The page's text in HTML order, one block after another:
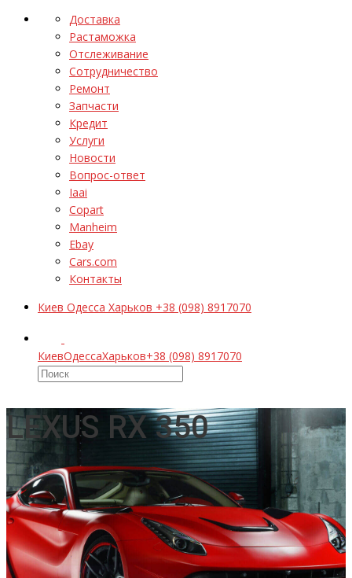
Доставка
Растаможка
Отслеживание
Сотрудничество
Ремонт
Запчасти
Кредит
Услуги
Новости
Вопрос-ответ
Iaai
Copart
Manheim
Ebay
Cars.com
Контакты
Киев Одесса Харьков +38 (098) 8917070
КиевОдессаХарьков+38 (098) 8917070
LEXUS RX 350